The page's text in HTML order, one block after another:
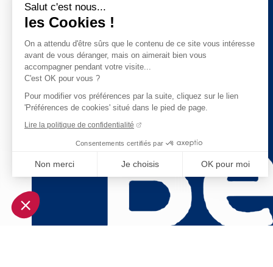
Salut c'est nous...
les Cookies !
On a attendu d'être sûrs que le contenu de ce site vous intéresse
avant de vous déranger, mais on aimerait bien vous
accompagner pendant votre visite...
C'est OK pour vous ?
Pour modifier vos préférences par la suite, cliquez sur le lien
'Préférences de cookies' situé dans le pied de page.
Lire la politique de confidentialité
Consentements certifiés par
Non merci Je choisis OK pour moi
Plateforme de Gestion du Consentement : Personnalisez
Notre plateforme vous permet d'adapter et de gérer vos